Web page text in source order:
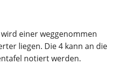
einer weggenommen
liegen. Die 4 kann an die
notiert werden.